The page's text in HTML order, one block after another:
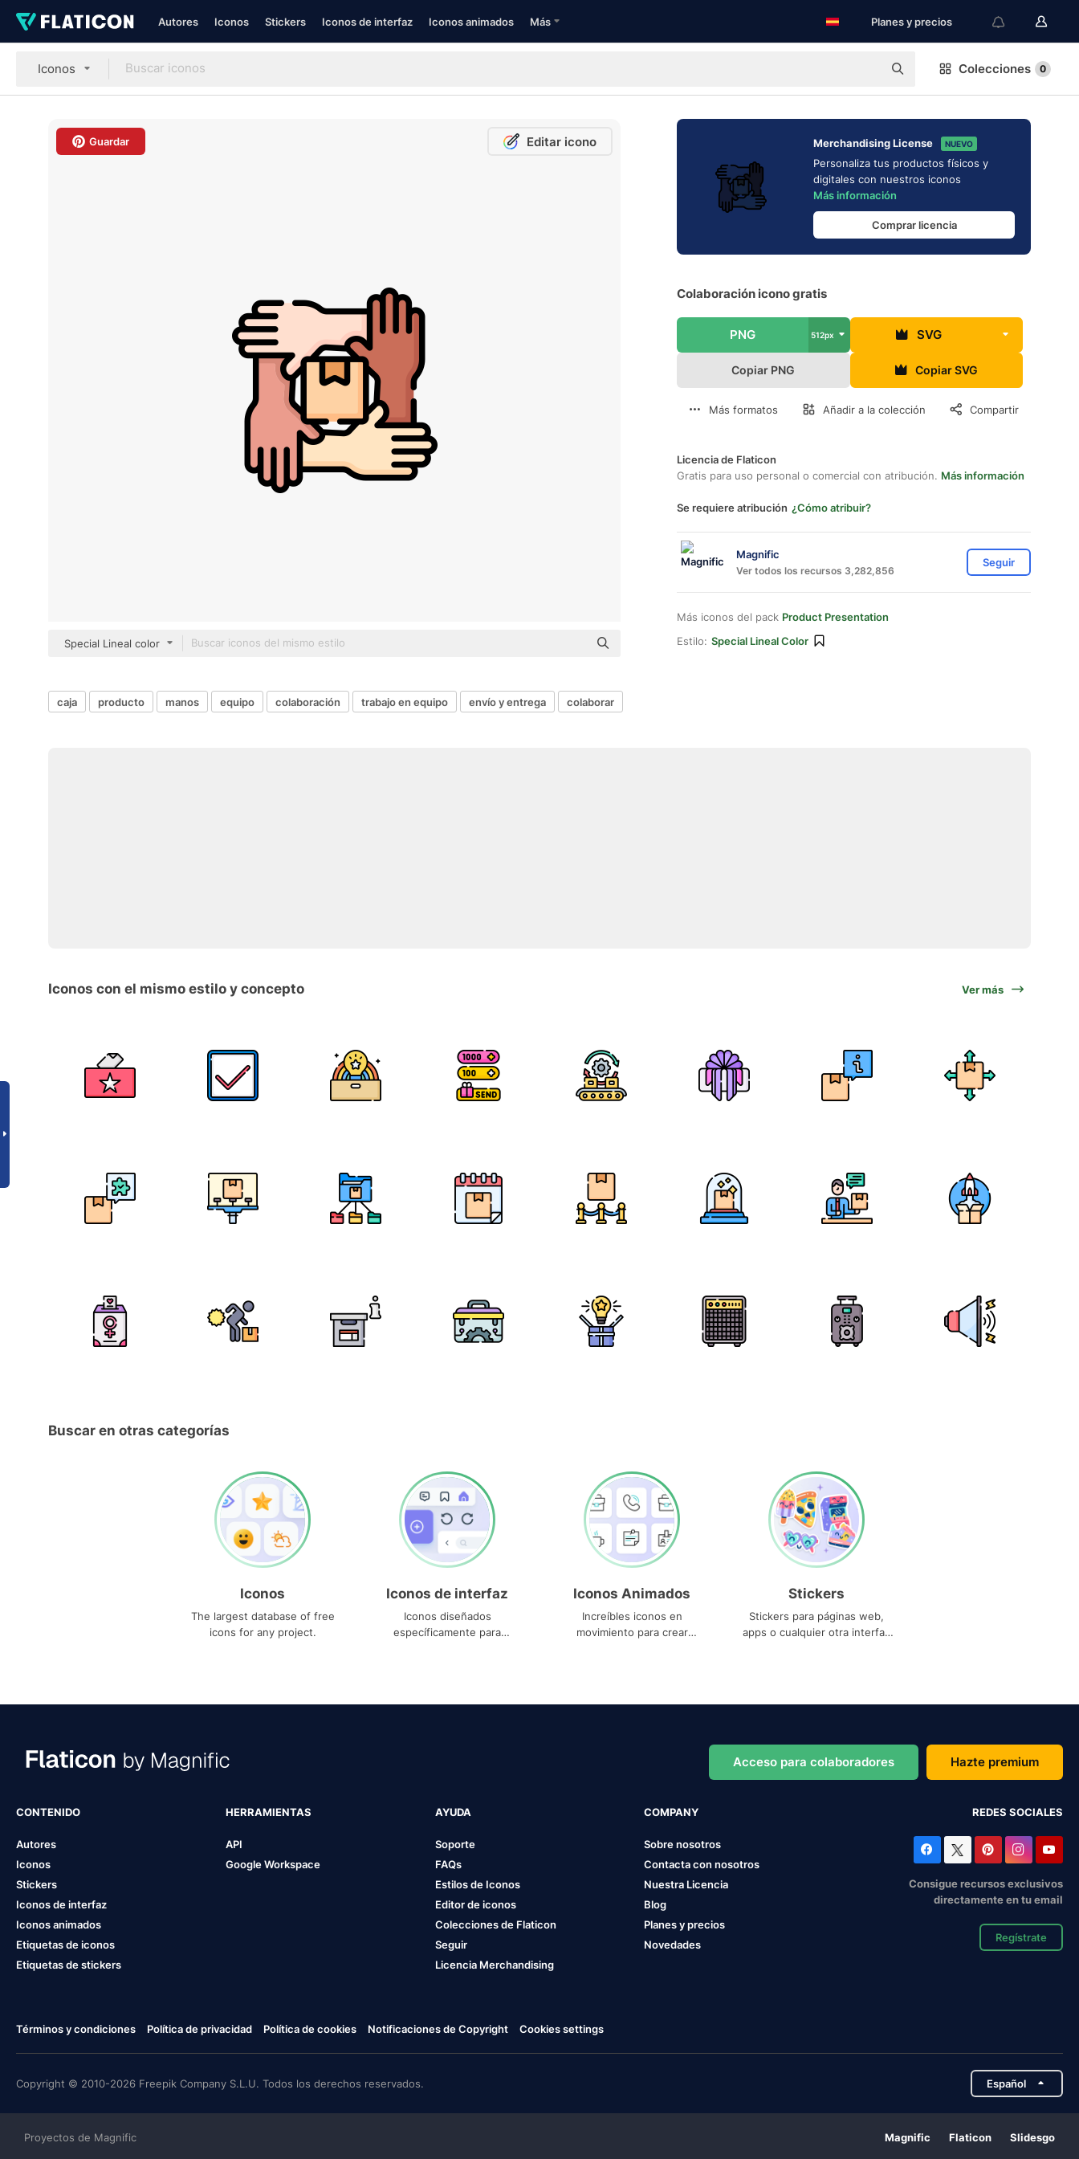
Autores Iconos Stickers Iconos de interfaz Iconos animados Más Planes y precios
Iconos Colecciones 0
Guardar Editar icono
Special Lineal color
Merchandising License NUEVO
Personaliza tus productos físicos y
digitales con nuestros iconos
Más información
Comprar licencia
Colaboración icono gratis
PNG 512px SVG
Copiar PNG Copiar SVG
Más formatos Añadir a la colección Compartir
Licencia de Flaticon
Gratis para uso personal o comercial con atribución. Más información
Se requiere atribución ¿Cómo atribuir?
Magnific
Ver todos los recursos 3,282,856
Seguir
Más iconos del pack Product Presentation
Estilo: Special Lineal Color
caja producto manos equipo colaboración trabajo en equipo envío y entrega colaborar
Iconos con el mismo estilo y concepto Ver más
Buscar en otras categorías
Iconos
The largest database of free
icons for any project.
Iconos de interfaz
Iconos diseñados
específicamente para
Iconos Animados
Increíbles iconos en
movimiento para crear
Stickers
Stickers para páginas web,
apps o cualquier otra interfaz
Acceso para colaboradores Hazte premium
CONTENIDO
Autores
Iconos
Stickers
Iconos de interfaz
Iconos animados
Etiquetas de iconos
Etiquetas de stickers
HERRAMIENTAS
API
Google Workspace
AYUDA
Soporte
FAQs
Estilos de Iconos
Editor de iconos
Colecciones de Flaticon
Seguir
Licencia Merchandising
COMPANY
Sobre nosotros
Contacta con nosotros
Nuestra Licencia
Blog
Planes y precios
Novedades
REDES SOCIALES
Consigue recursos exclusivos
directamente en tu email
Regístrate
Términos y condiciones Política de privacidad Política de cookies Notificaciones de Copyright Cookies settings
Copyright © 2010-2026 Freepik Company S.L.U. Todos los derechos reservados. Español
Proyectos de Magnific Magnific Flaticon Slidesgo